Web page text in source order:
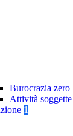
Burocrazia zero
Attività
1